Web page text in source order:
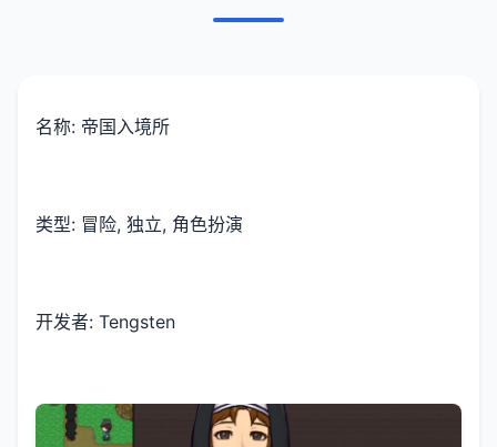
名称: 帝国入境所
类型: 冒险, 独立, 角色扮演
开发者: Tengsten